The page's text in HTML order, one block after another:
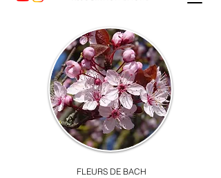
FLEURS DE BACH